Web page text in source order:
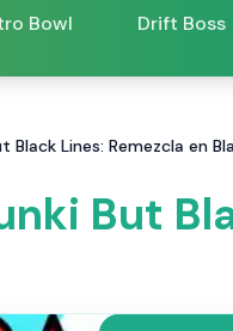
Bowl Drift Boss
Black Lines: Remezcla en
But